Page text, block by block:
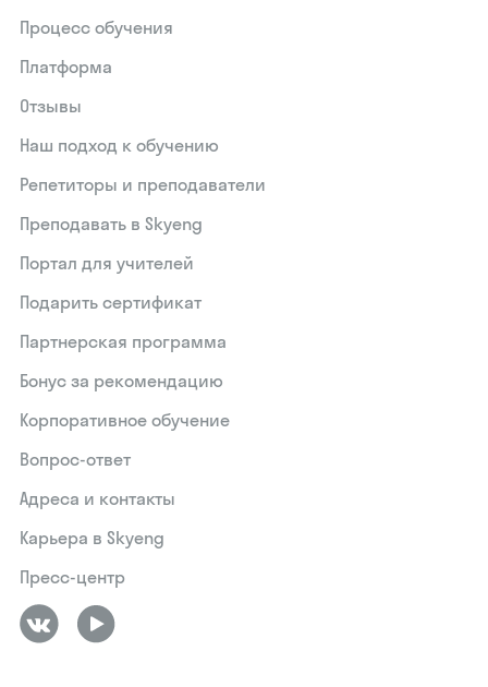
Процесс обучения
Платформа
Отзывы
Наш подход к обучению
Репетиторы и преподаватели
Преподавать в Skyeng
Портал для учителей
Подарить сертификат
Партнерская программа
Бонус за рекомендацию
Корпоративное обучение
Вопрос-ответ
Адреса и контакты
Карьера в Skyeng
Пресс-центр